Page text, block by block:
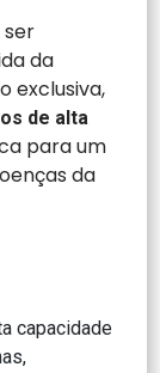
da
exclusiva,
de alta
para um
da
capacidade